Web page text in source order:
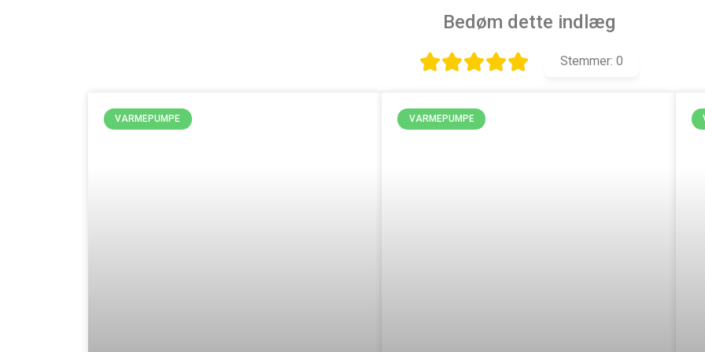
Bedøm dette indlæg
Stemmer: 0
VARMEPUMPE VARMEPUMPE